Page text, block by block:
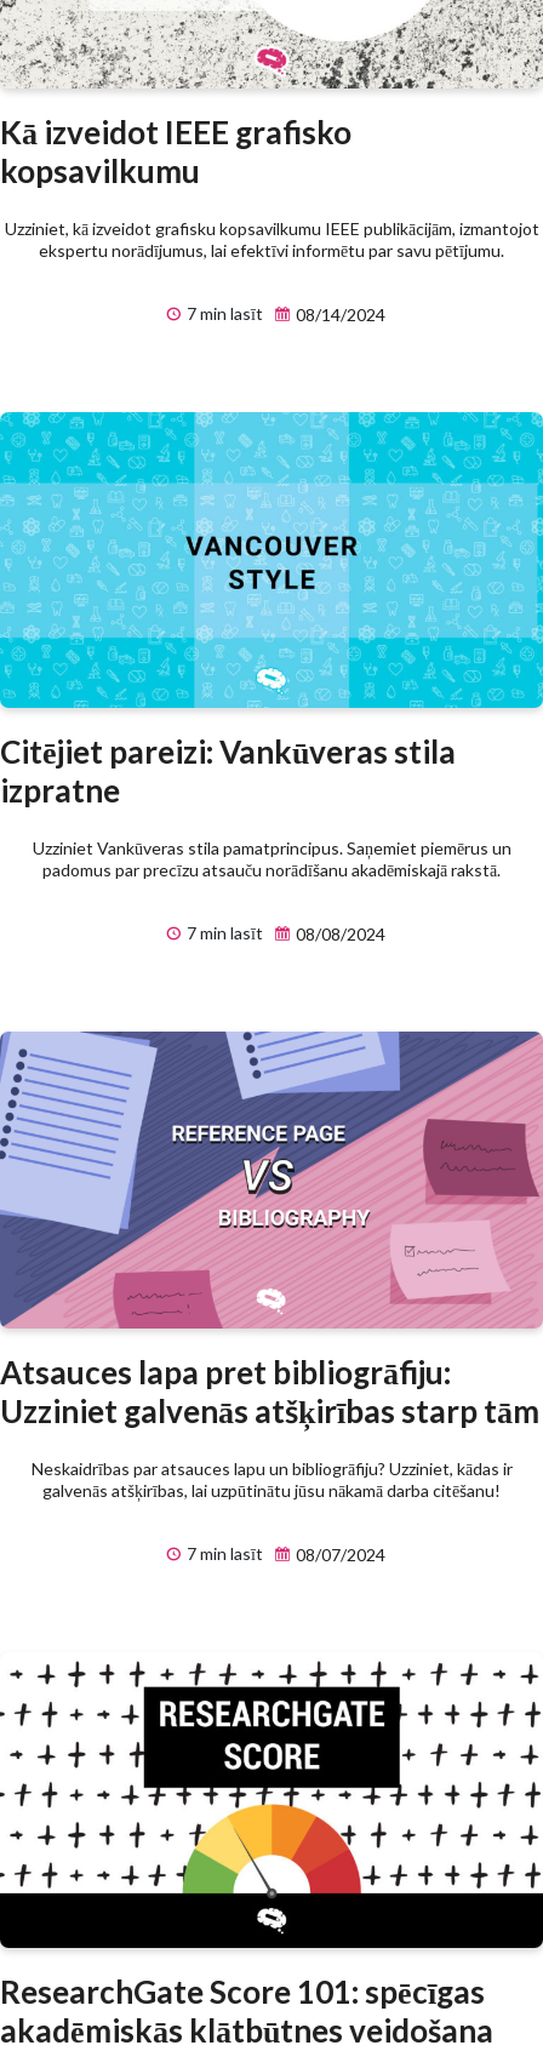
Kā izveidot IEEE grafisko
kopsavilkumu
Uzziniet, kā izveidot grafisku kopsavilkumu IEEE publikācijām, izmantojot
ekspertu norādījumus, lai efektīvi informētu par savu pētījumu.
7 min lasīt 08/14/2024
Citējiet pareizi: Vankūveras stila
izpratne
Uzziniet Vankūveras stila pamatprincipus. Saņemiet piemērus un
padomus par precīzu atsauču norādīšanu akadēmiskajā rakstā.
7 min lasīt 08/08/2024
Atsauces lapa pret bibliogrāfiju:
Uzziniet galvenās atšķirības starp tām
Neskaidrības par atsauces lapu un bibliogrāfiju? Uzziniet, kādas ir
galvenās atšķirības, lai uzpūtinātu jūsu nākamā darba citēšanu!
7 min lasīt 08/07/2024
ResearchGate Score 101: spēcīgas
akadēmiskās klātbūtnes veidošana